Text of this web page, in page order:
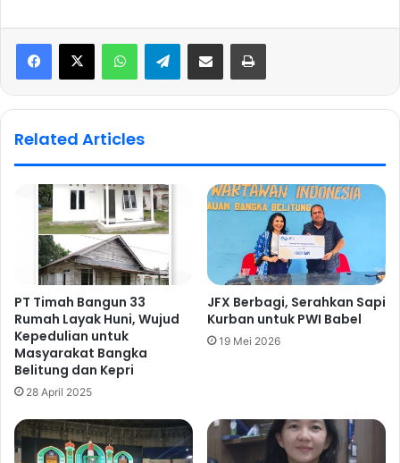
WhatsAppTelegramShare via Email Print
Related Articles
PT Timah Bangun 33
Rumah Layak Huni, Wujud
Kepedulian untuk
Masyarakat Bangka
Belitung dan Kepri
28 April 2025
JFX Berbagi, Serahkan Sapi
Kurban untuk PWI Babel
19 Mei 2026